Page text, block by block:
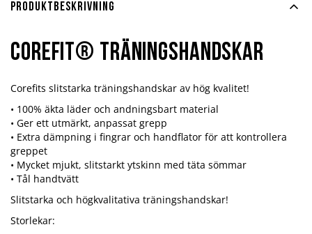
Produktbeskrivning
Corefit® Träningshandskar
Corefits slitstarka träningshandskar av hög kvalitet!
• 100% äkta läder och andningsbart material
• Ger ett utmärkt, anpassat grepp
• Extra dämpning i fingrar och handflator för att kontrollera
greppet
• Mycket mjukt, slitstarkt ytskinn med täta sömmar
• Tål handtvätt
Slitstarka och högkvalitativa träningshandskar!
Storlekar: